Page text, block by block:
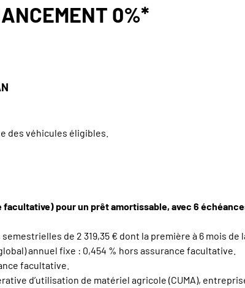
0%*
des véhicules éligibles.
pour un prêt amortissable, avec 6
de 2 319,35 € dont la première à 6 mois
annuel fixe : 0,454 % hors assurance facultative.
facultative.
d’utilisation de matériel agricole (CUMA),